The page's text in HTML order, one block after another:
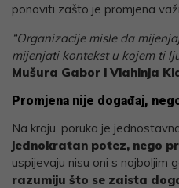
ponoviti zašto je promjena
“Organizacije misle da
mijenjati kontekst u kojem ti
Mušura Gabor i Vlahinja
Promjena nije događaj,
Na kraju, poruka je
jednokratan potez, nego
uspijevaju nisu oni s najboljim
razumiju što se zaista